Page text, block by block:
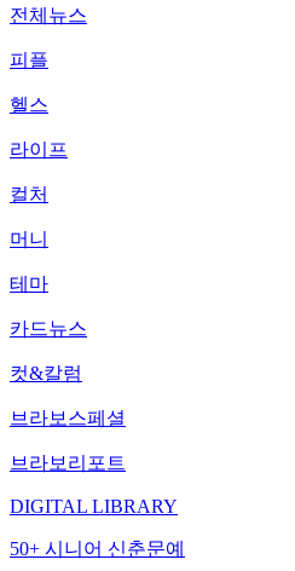
전체뉴스
피플
헬스
라이프
컬처
머니
테마
카드뉴스
컷&칼럼
브라보스페셜
브라보리포트
DIGITAL LIBRARY
50+ 시니어 신춘문예